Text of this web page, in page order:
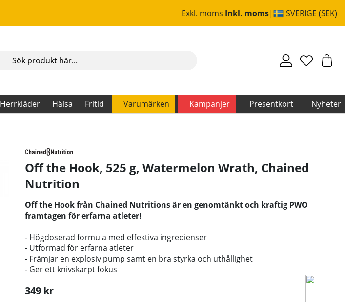
Exkl. moms Inkl. moms SVERIGE (SEK)
Herrkläder Hälsa Fritid Varumärken Kampanjer Presentkort Nyheter
Off the Hook, 525 g, Watermelon Wrath, Chained
Nutrition
Off the Hook från Chained Nutritions är en genomtänkt och kraftig PWO
framtagen för erfarna atleter!
- Högdoserad formula med effektiva ingredienser
- Utformad för erfarna atleter
- Främjar en explosiv pump samt en bra styrka och uthållighet
- Ger ett knivskarpt fokus
349 kr